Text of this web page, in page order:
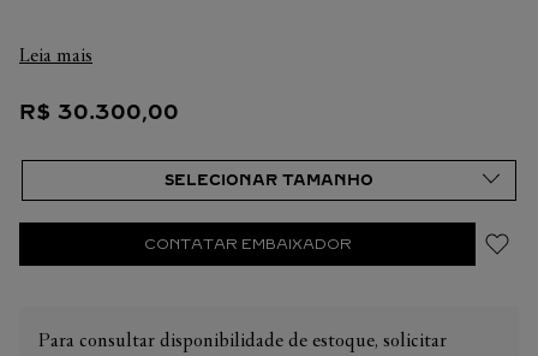
valorizar a harmonia da peça. É por isso que o peso em
variações de uma criação a outra. Caso necessite de
consultar as nossas equipes de venda. Tamanho Único
Leia mais
R$ 30.300,00
CONTATAR EMBAIXADOR
Para consultar disponibilidade de estoque, solicitar